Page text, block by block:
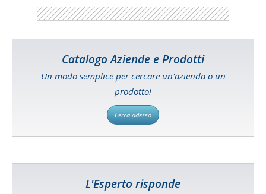
Catalogo Aziende e Prodotti
Un modo semplice per cercare un'azienda o un
prodotto!
Cerca adesso
L'Esperto risponde